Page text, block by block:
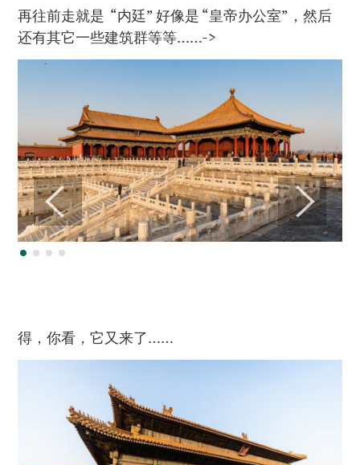
再往前走就是 “内廷” 好像是 “皇帝办公室”，然后
还有其它一些建筑群等等……->
得，你看，它又来了……